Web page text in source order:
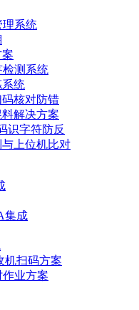
理系统
检测系统
系统
核对防错
解决方案
识字符防反
上位机比对
集成
机扫码方案
业方案